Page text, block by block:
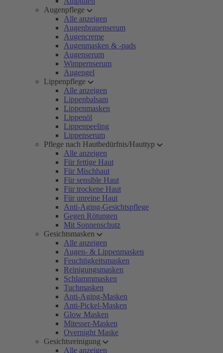
Augenpflege
Alle anzeigen
Augenbrauenserum
Augencreme
Augenmasken & -pads
Augenserum
Wimpernserum
Augengel
Lippenpflege
Alle anzeigen
Lippenbalsam
Lippenmasken
Lippenöl
Lippenpeeling
Lippenserum
Pflege nach Hautbedürfnis/Hauttyp
Alle anzeigen
Für fettige Haut
Für Mischhaut
Für sensible Haut
Für trockene Haut
Für unreine Haut
Anti-Aging-Gesichtspflege
Gegen Rötungen
Mit Sonnenschutz
Gesichtsmasken
Alle anzeigen
Augen- & Lippenmasken
Feuchtigkeitsmasken
Reinigungsmasken
Schlammmasken
Tuchmasken
Anti-Aging-Masken
Anti-Pickel-Masken
Glow Masken
Mitesser-Masken
Overnight Maske
Gesichtsreinigung
Alle anzeigen